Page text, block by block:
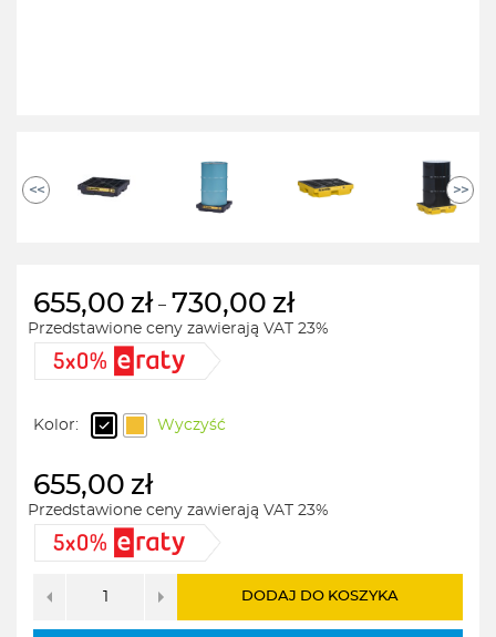
<< >>
655,00 zł – 730,00 zł
Zakres
cen:
655,00zł
Przedstawione ceny zawierają VAT 23%
Kolor: Wyczyść
655,00 zł
Przedstawione ceny zawierają VAT 23%
DODAJ DO KOSZYKA